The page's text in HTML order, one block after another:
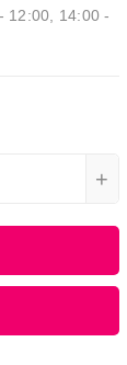
12:00, 14:00 -
+